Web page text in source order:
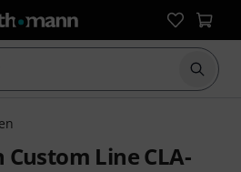
Suche
Line CLA-